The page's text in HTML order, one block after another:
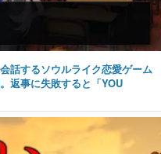
話するソウルライク恋愛ゲーム
返事に失敗すると「YOU